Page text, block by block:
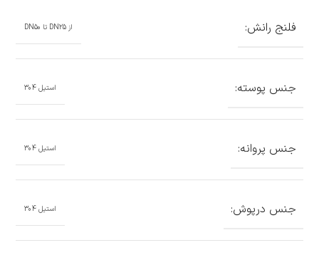
فلنج رانش: از DN25 تا DN50
جنس پوسته: استیل 304
جنس پروانه: استیل 304
جنس درپوش: استیل 304